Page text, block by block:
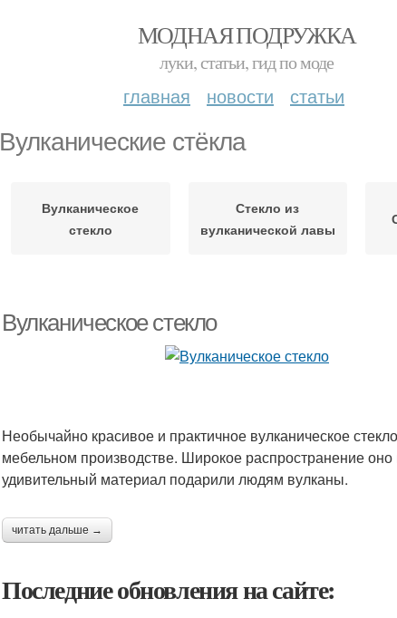
МОДНАЯ ПОДРУЖКА
луки, статьи, гид по моде
главная новости статьи
Вулканические стёкла
Вулканическое
стекло
Стекло из
вулканической лавы
Вулканическое стекло
Необычайно красивое и практичное вулканическое
мебельном производстве. Широкое распространение
удивительный материал подарили людям вулканы.
читать дальше →
Последние обновления на сайте: